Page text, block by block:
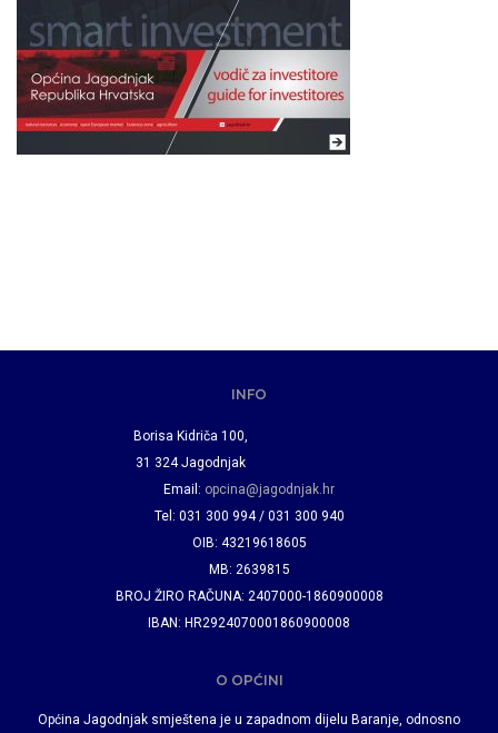
INFO
Borisa Kidriča 100,
31 324 Jagodnjak
Email: opcina@jagodnjak.hr
Tel: 031 300 994 / 031 300 940
OIB: 43219618605
MB: 2639815
BROJ ŽIRO RAČUNA: 2407000-1860900008
IBAN: HR2924070001860900008
O OPĆINI
Općina Jagodnjak smještena je u zapadnom dijelu Baranje, odnosno